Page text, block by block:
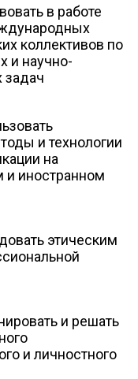
в работе
коллективов по
и научно-
задач
и технологии
на
и иностранном
этическим
и решать
и личностного